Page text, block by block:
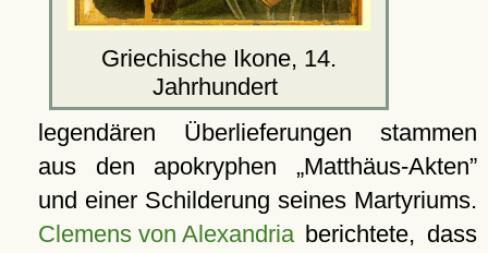
Griechische Ikone, 14.
Jahrhundert
legendären Überlieferungen stammen
aus den apokryphen
Matthäus-Akten
und einer Schilderung seines Martyriums.
Clemens von Alexandriaberichtete, dass